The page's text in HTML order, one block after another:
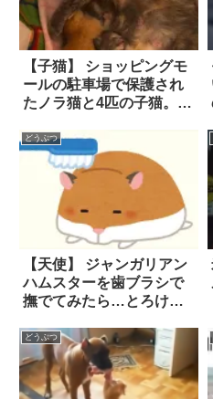
【子猫】 ショッピングモ
ールの駐車場で保護され
たノラ猫と4匹の子猫。初
猫も、やがて心を開き…
どうぶつ
【天使】 ジャンガリアン
ハムスターを歯ブラシで
撫でてみたら…とろけた
どうぶつ